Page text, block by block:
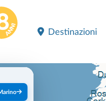
Destinazioni